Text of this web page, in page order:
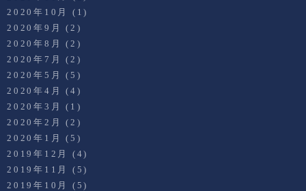
2020年10月
(1)
2020年9月
(2)
2020年8月
(2)
2020年7月
(2)
2020年5月
(5)
2020年4月
(4)
2020年3月
(1)
2020年2月
(2)
2020年1月
(5)
2019年12月
(4)
2019年11月
(5)
2019年10月
(5)